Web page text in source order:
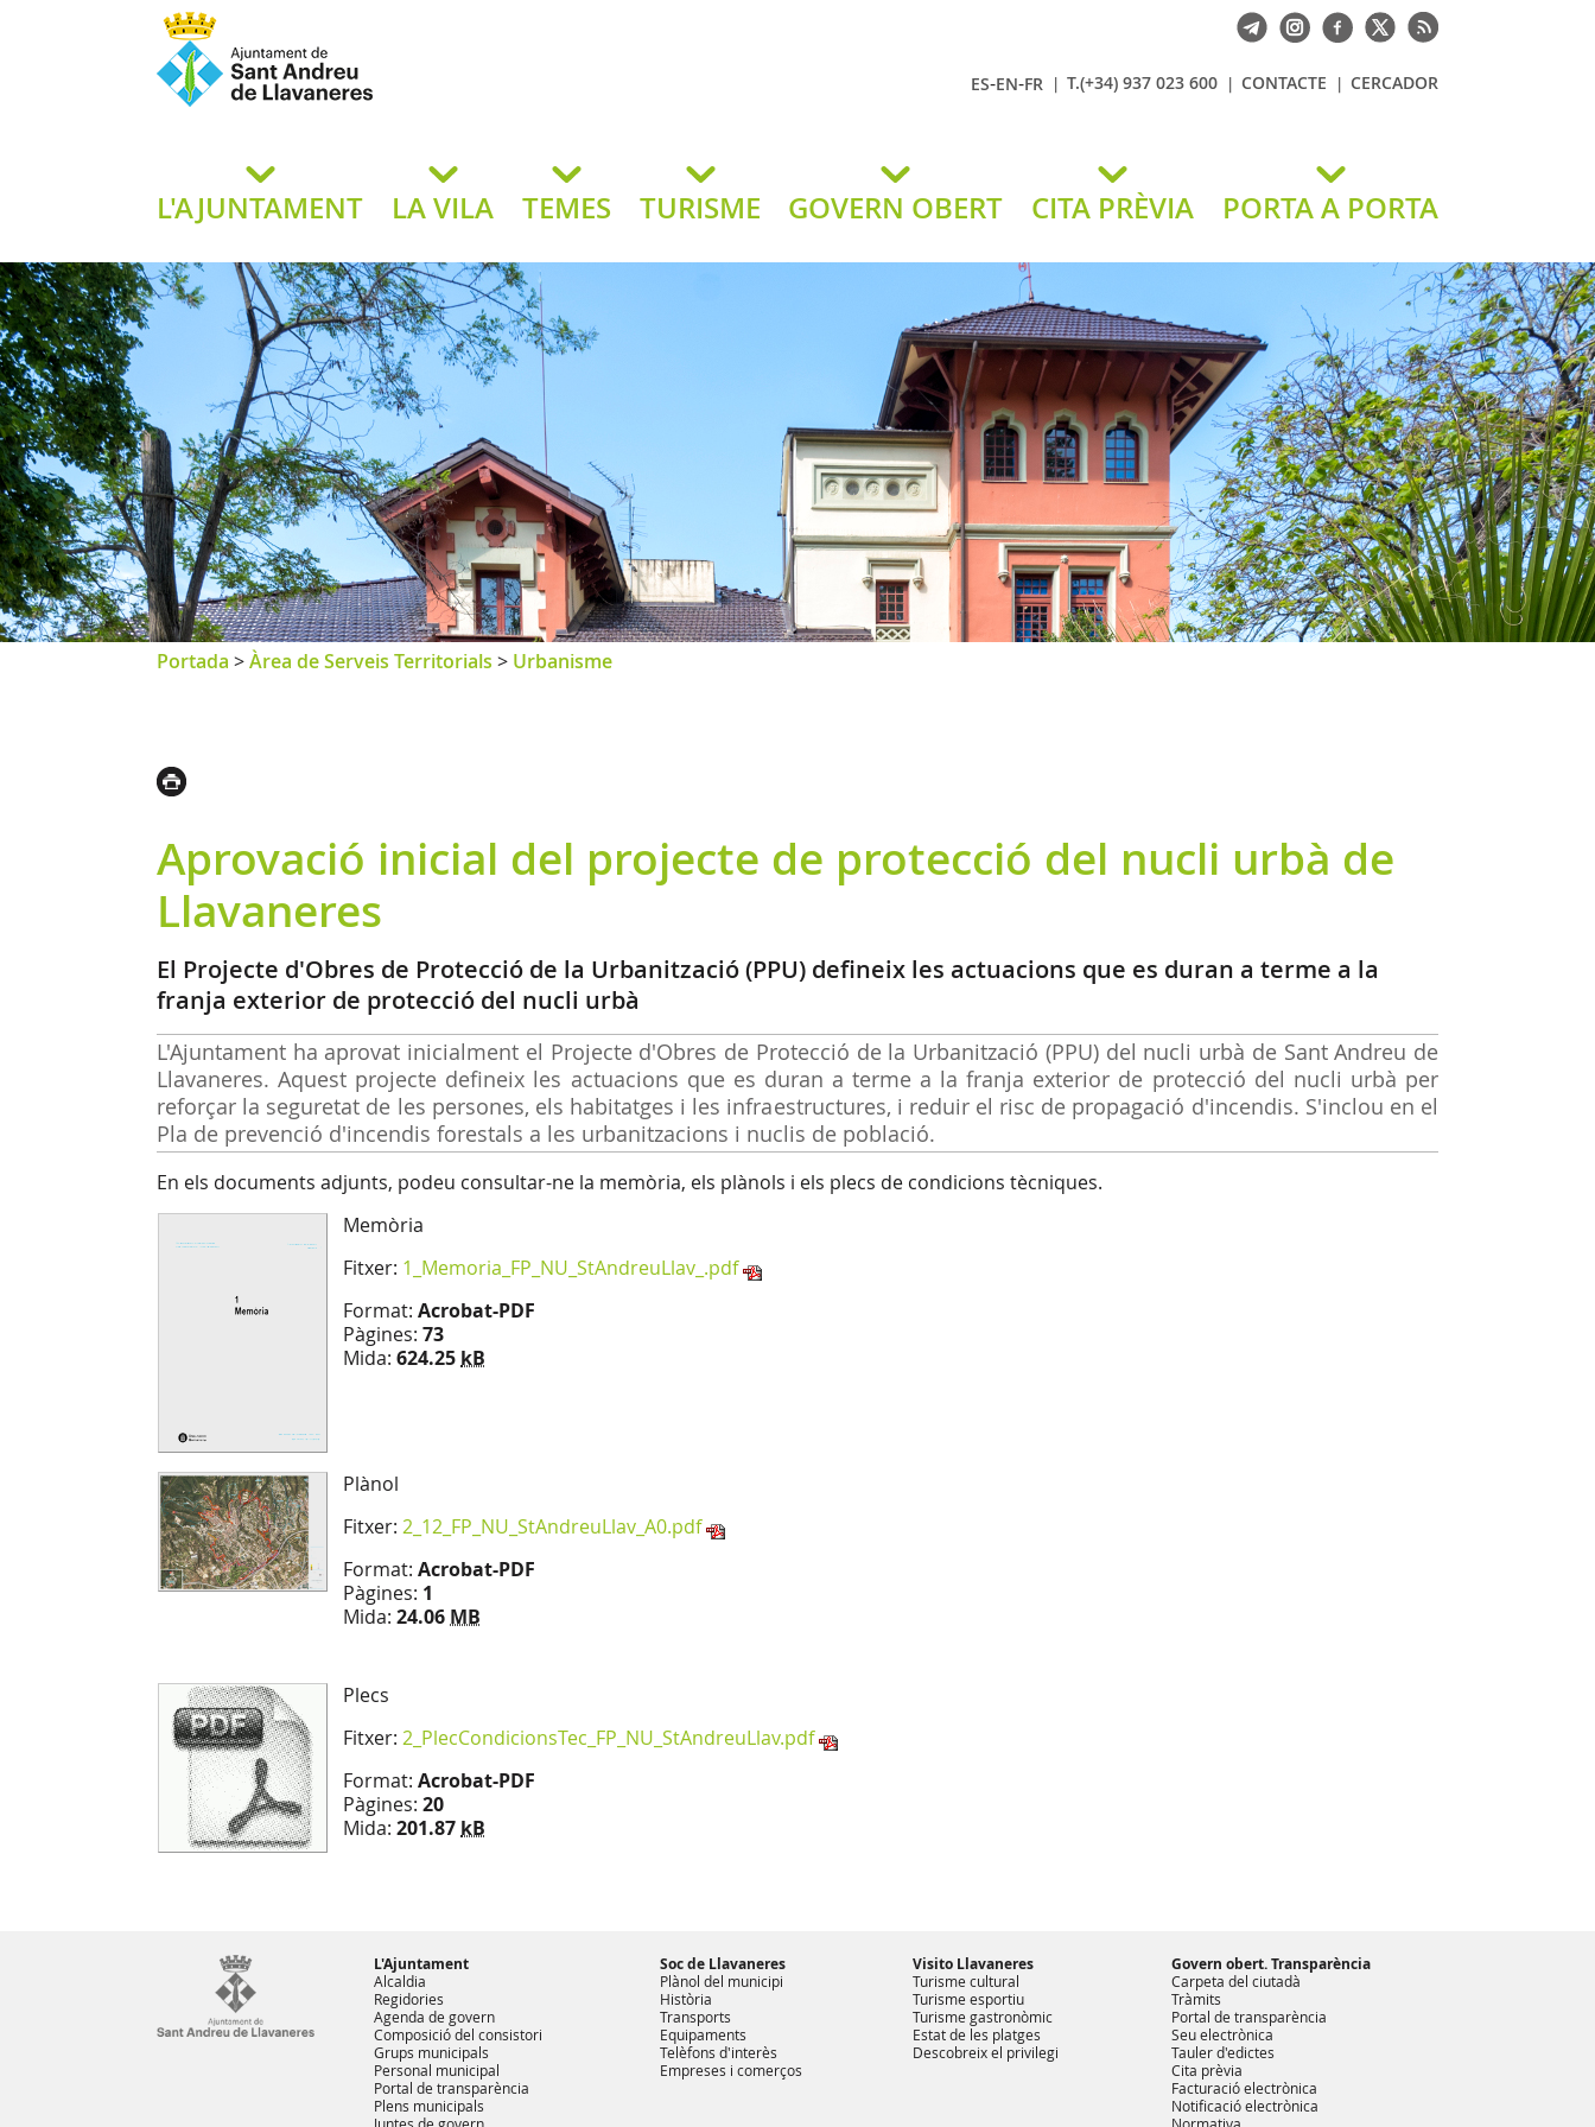
de Llavaneres
ES-EN-FR T.(+34) 937 023 600 CONTACTE CERCADOR
L'AJUNTAMENT LA VILA TEMES TURISME GOVERN OBERT CITA PRÈVIA PORTA A PORTA
Portada >Àrea de Serveis Territorials > Urbanisme
Aprovació inicial del projecte de protecció del nucli urbà de
Llavaneres
El Projecte d'Obres de Protecció de la Urbanització (PPU) defineix les actuacions que es duran a terme a la
franja exterior de protecció del nucli urbà
L'Ajuntament ha aprovat inicialment el Projecte d'Obres de Protecció de la Urbanització (PPU) del nucli urbà de Sant Andreu de
Llavaneres. Aquest projecte defineix les actuacions que es duran a terme a la franja exterior de protecció del nucli urbà per
reforçar la seguretat de les persones, els habitatges i les infraestructures, i reduir el risc de propagació d'incendis. S'inclou en el
Pla de prevenció d'incendis forestals a les urbanitzacions i nuclis de població.
En els documents adjunts, podeu consultar-ne la memòria, els plànols i els plecs de condicions tècniques.
Memòria
Fitxer: 1_Memoria_FP_NU_StAndreuLlav_.pdf
Format: Acrobat-PDF
Pàgines: 73
Mida: 624.25 kB
Plànol
Fitxer: 2_12_FP_NU_StAndreuLlav_A0.pdf
Format: Acrobat-PDF
Pàgines: 1
Mida: 24.06 MB
Plecs
Fitxer: 2_PlecCondicionsTec_FP_NU_StAndreuLlav.pdf
Format: Acrobat-PDF
Pàgines: 20
Mida: 201.87 kB
L'Ajuntament
Alcaldia
Regidories
Agenda de govern
Composició del consistori
Grups municipals
Personal municipal
Portal de transparència
Plens municipals
Soc de Llavaneres
Plànol del municipi
Història
Transports
Equipaments
Telèfons d'interès
Empreses i comerços
Visito Llavaneres
Turisme cultural
Turisme esportiu
Turisme gastronòmic
Estat de les platges
Descobreix el privilegi
Govern obert. Transparència
Carpeta del ciutadà
Tràmits
Portal de transparència
Seu electrònica
Tauler d'edictes
Cita prèvia
Facturació electrònica
Notificació electrònica